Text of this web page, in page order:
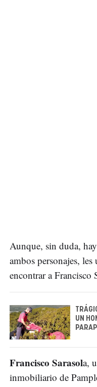
Aunque, sin duda, hay
ambos personajes,
encontrar a Francisco
UN
Francisco Sarasola,
inmobiliario de